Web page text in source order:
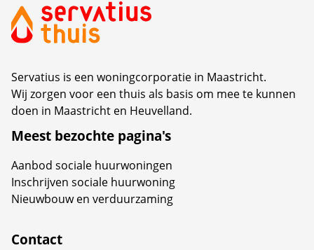
Servatius is een woningcorporatie in Maastricht.
Wij zorgen voor een thuis als basis om mee te kunnen
doen in Maastricht en Heuvelland.
Meest bezochte pagina's
Aanbod sociale huurwoningen
Inschrijven sociale huurwoning
Nieuwbouw en verduurzaming
Contact